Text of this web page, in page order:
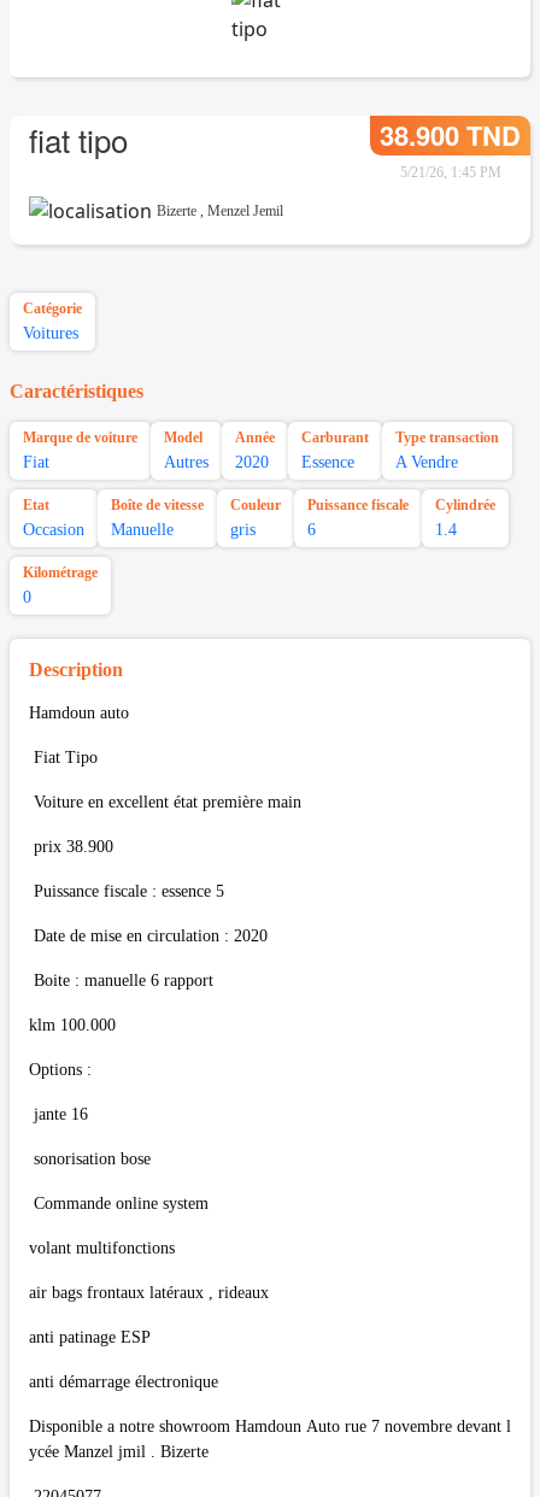
fiat tipo 38.900 TND
5/21/26, 1:45 PM
Bizerte , Menzel Jemil
Catégorie
Voitures
Caractéristiques
Marque de voiture
Fiat
Model
Autres
Année
2020
Carburant
Essence
Type transaction
A Vendre
Etat
Occasion
Boîte de vitesse
Manuelle
Couleur
gris
Puissance fiscale
6
Cylindrée
1.4
Kilométrage
0
Description
Hamdoun auto
Fiat Tipo
Voiture en excellent état première main
prix 38.900
Puissance fiscale : essence 5
Date de mise en circulation : 2020
Boite : manuelle 6 rapport
klm 100.000
Options :
jante 16
sonorisation bose
Commande online system
volant multifonctions
air bags frontaux latéraux , rideaux
anti patinage ESP
anti démarrage électronique
Disponible a notre showroom Hamdoun Auto rue 7 novembre devant l
ycée Manzel jmil . Bizerte